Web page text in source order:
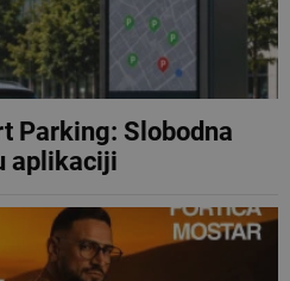
Parking: Slobodna
aplikaciji